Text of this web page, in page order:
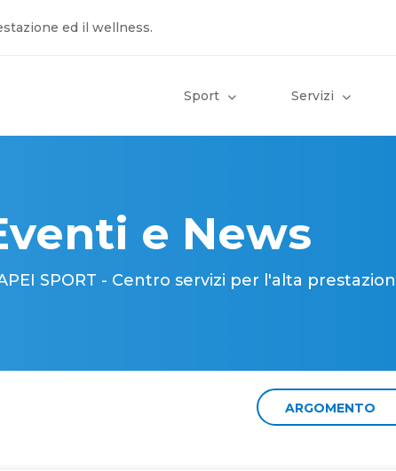
ed il wellness.
Sport Servizi
e News
SPORT - Centro servizi per l'alta
ARGOMENTO